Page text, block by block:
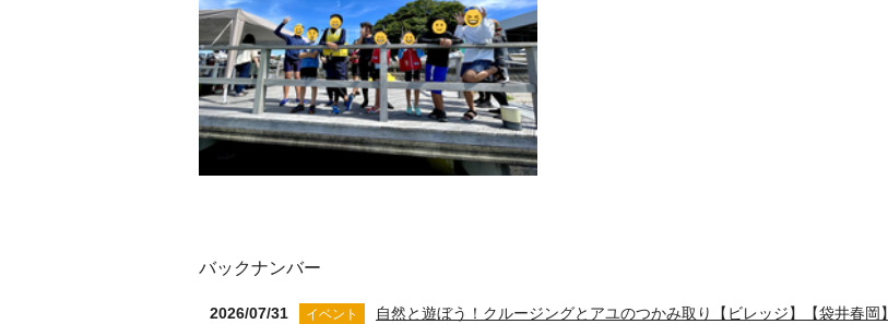
バックナンバー
2026/07/31 イベント 自然と遊ぼう！クルージングとアユのつかみ取り【ビレッジ】【袋井春岡】